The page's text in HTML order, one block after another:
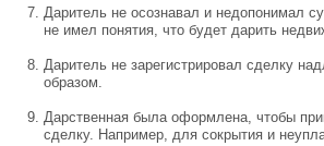
Даритель не осознавал и недопонимал
не имел понятия, что будет дарить
Даритель не зарегистрировал сделку
образом.
Дарственная была оформлена, чтобы
сделку. Например, для сокрытия и